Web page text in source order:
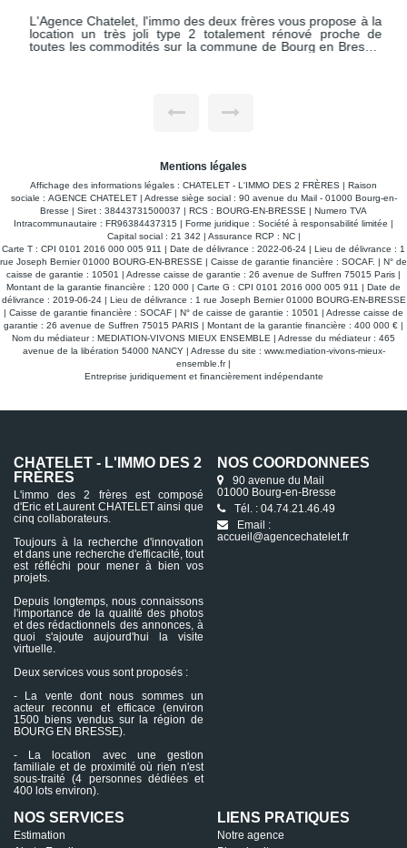
L'Agence Chatelet, l'immo des deux frères vous propose à la
location un très joli type 2 totalement rénové proche de
toutes les commodités sur la commune de Bourg en Bresse.
micro onde), une chambre avec rangement et literie de
Mentions légales
Affichage des informations légales : CHATELET - L'IMMO DES 2 FRÈRES | Raison
sociale : AGENCE CHATELET | Adresse siège social : 90 avenue du Mail - 01000 Bourg-en-
Bresse | Siret : 38443731500037 | RCS : BOURG-EN-BRESSE | Numero TVA
Intracommunautaire : FR96384437315 | Forme juridique : Société à responsabilité limitée |
Capital social : 21 342 | Assurance RCP : NC |
Carte T : CPI 0101 2016 000 005 911 | Date de délivrance : 2022-06-24 | Lieu de délivrance : 1
rue Joseph Bernier 01000 BOURG-EN-BRESSE | Caisse de garantie financière : SOCAF. | N° de
caisse de garantie : 10501 | Adresse caisse de garantie : 26 avenue de Suffren 75015 Paris |
Montant de la garantie financière : 120 000 | Carte G : CPI 0101 2016 000 005 911 | Date de
délivrance : 2019-06-24 | Lieu de délivrance : 1 rue Joseph Bernier 01000 BOURG-EN-BRESSE
| Caisse de garantie financière : SOCAF | N° de caisse de garantie : 10501 | Adresse caisse de
garantie : 26 avenue de Suffren 75015 PARIS | Montant de la garantie financière : 400 000 € |
Nom du médiateur : MEDIATION-VIVONS MIEUX ENSEMBLE | Adresse du médiateur : 465
avenue de la libération 54000 NANCY | Adresse du site : www.mediation-vivons-mieux-
ensemble.fr|
Entreprise juridiquement et financièrement indépendante
CHATELET - L'IMMO DES 2
FRÈRES
L'immo des 2 frères est composé
d'Eric et Laurent CHATELET ainsi que
cinq collaborateurs.
Toujours à la recherche d'innovation
et dans une recherche d'efficacité, tout
est réfléchi pour mener à bien vos
projets.
Depuis longtemps, nous connaissons
l'importance de la qualité des photos
et des rédactionnels des annonces, à
quoi s'ajoute aujourd'hui la visite
virtuelle.
Deux services vous sont proposés :
- La vente dont nous sommes un
acteur reconnu et efficace (environ
1500 biens vendus sur la région de
BOURG EN BRESSE).
- La location avec une gestion
familiale et de proximité où rien n'est
sous-traité (4 personnes dédiées et
400 lots environ).
NOS COORDONNÉES
90 avenue du Mail
01000 Bourg-en-Bresse
Tél. : 04.74.21.46.49
Email :
accueil@agencechatelet.fr
NOS SERVICES
Estimation
LIENS PRATIQUES
Notre agence